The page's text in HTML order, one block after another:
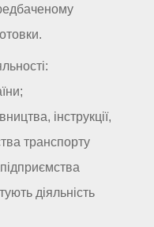
інструкції,
транспорту
діяльність